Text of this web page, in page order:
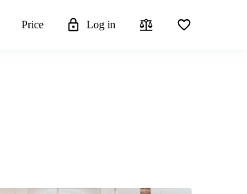
Price Log in